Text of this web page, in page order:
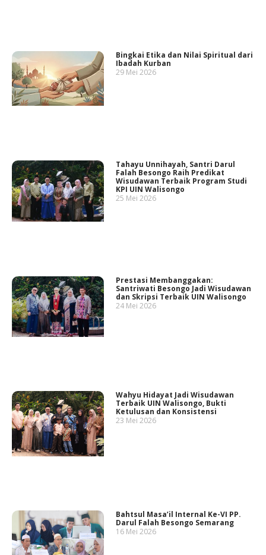
Bingkai Etika dan Nilai Spiritual dari
Ibadah Kurban
29 Mei 2026
Tahayu Unnihayah, Santri Darul
Falah Besongo Raih Predikat
Wisudawan Terbaik Program Studi
KPI UIN Walisongo
25 Mei 2026
Prestasi Membanggakan:
Santriwati Besongo Jadi Wisudawan
dan Skripsi Terbaik UIN Walisongo
24 Mei 2026
Wahyu Hidayat Jadi Wisudawan
Terbaik UIN Walisongo, Bukti
Ketulusan dan Konsistensi
23 Mei 2026
Bahtsul Masa’il Internal Ke-VI PP.
Darul Falah Besongo Semarang
16 Mei 2026